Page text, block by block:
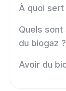
À quoi sert
Quels
du biogaz ?
Avoir du